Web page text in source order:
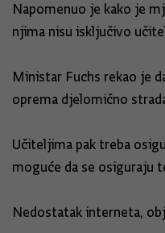
Napomenuo je kako je
njima nisu isključivo
Ministar Fuchs rekao je
oprema djelomično
Učiteljima pak treba
moguće da se osiguraju
Nedostatak interneta,